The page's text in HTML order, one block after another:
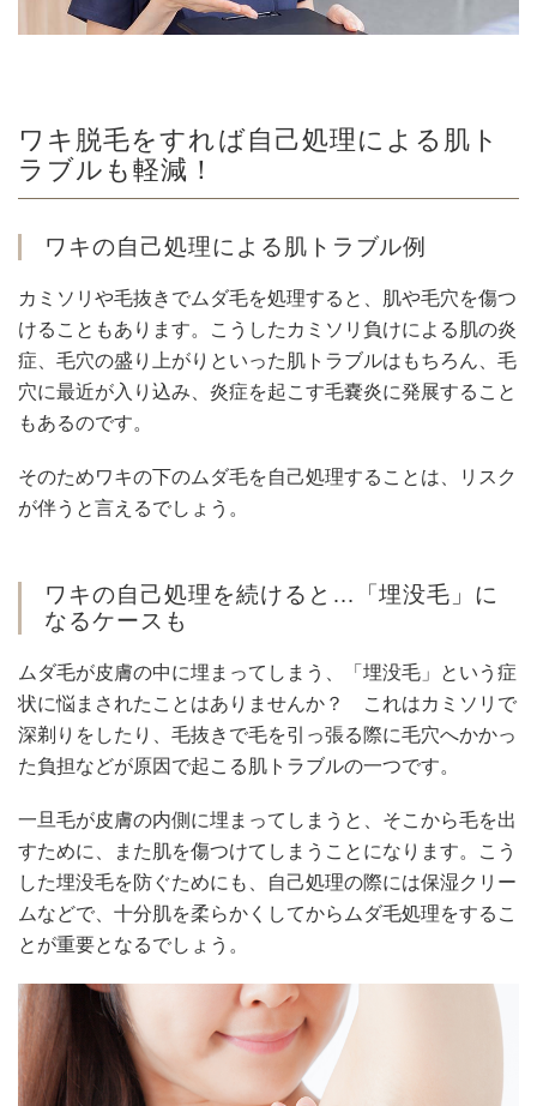
ワキ脱毛をすれば自己処理による肌ト
ラブルも軽減！
ワキの自己処理による肌トラブル例
カミソリや毛抜きでムダ毛を処理すると、肌や毛穴を傷つ
けることもあります。こうしたカミソリ負けによる肌の炎
症、毛穴の盛り上がりといった肌トラブルはもちろん、毛
穴に最近が入り込み、炎症を起こす毛嚢炎に発展すること
もあるのです。
そのためワキの下のムダ毛を自己処理することは、リスク
が伴うと言えるでしょう。
ワキの自己処理を続けると…「埋没毛」に
なるケースも
ムダ毛が皮膚の中に埋まってしまう、「埋没毛」という症
状に悩まされたことはありませんか？ これはカミソリで
深剃りをしたり、毛抜きで毛を引っ張る際に毛穴へかかっ
た負担などが原因で起こる肌トラブルの一つです。
一旦毛が皮膚の内側に埋まってしまうと、そこから毛を出
すために、また肌を傷つけてしまうことになります。こう
した埋没毛を防ぐためにも、自己処理の際には保湿クリー
ムなどで、十分肌を柔らかくしてからムダ毛処理をするこ
とが重要となるでしょう。